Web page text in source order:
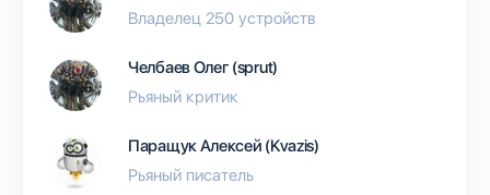
Владелец 250 устройств
Челбаев Олег (sprut)
Рьяный критик
Паращук Алексей (Kvazis)
Рьяный писатель